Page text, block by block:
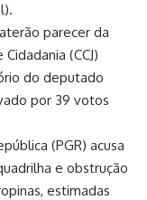
parecer da
(CCJ)
do deputado
por 39 votos
(PGR) acusa
e obstrução
estimadas